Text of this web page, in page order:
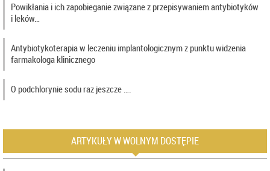
Powikłania i ich zapobieganie związane z przepisywaniem antybiotyków
i leków…
Antybiotykoterapia w leczeniu implantologicznym z punktu widzenia
farmakologa klinicznego
O podchlorynie sodu raz jeszcze ….
ARTYKUŁY W WOLNYM DOSTĘPIE